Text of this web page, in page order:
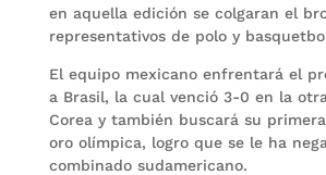
en aquella edición se colgaran el
representativos de polo y
El equipo mexicano enfrentará el
a Brasil, la cual venció 3-0 en la
Corea y también buscará su
oro olímpica, logro que se le ha
combinado sudamericano.